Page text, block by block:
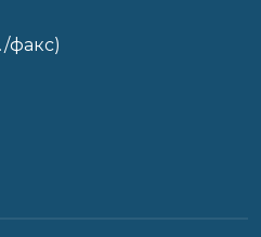
факс)